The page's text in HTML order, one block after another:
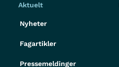
Aktuelt
Nyheter
Fagartikler
Pressemeldinger